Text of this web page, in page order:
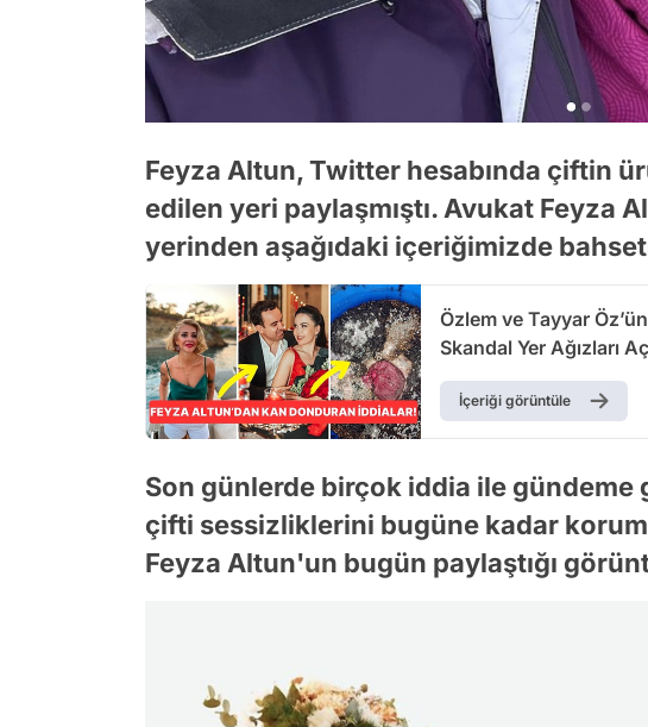
Feyza Altun, Twitter hesabında çiftin
edilen yeri paylaşmıştı. Avukat Feyza
yerinden aşağıdaki içeriğimizde
Özlem ve Tayyar
Skandal Yer Ağızları
İçeriği görüntüle
Son günlerde birçok iddia ile gündeme
çifti sessizliklerini bugüne kadar
Feyza Altun'un bugün paylaştığı